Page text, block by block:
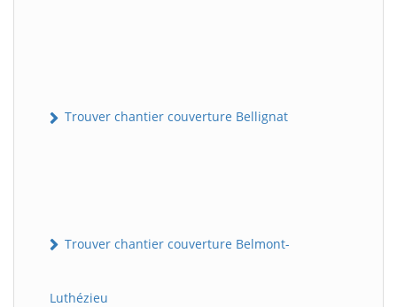
Trouver chantier couverture Bellignat
Trouver chantier couverture Belmont-
Luthézieu